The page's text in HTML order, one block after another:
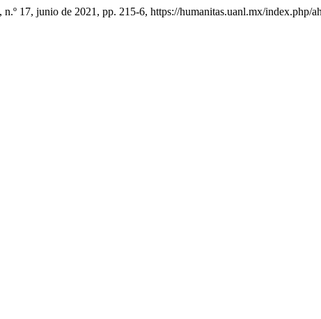
, n.º 17, junio de 2021, pp. 215-6, https://humanitas.uanl.mx/index.php/